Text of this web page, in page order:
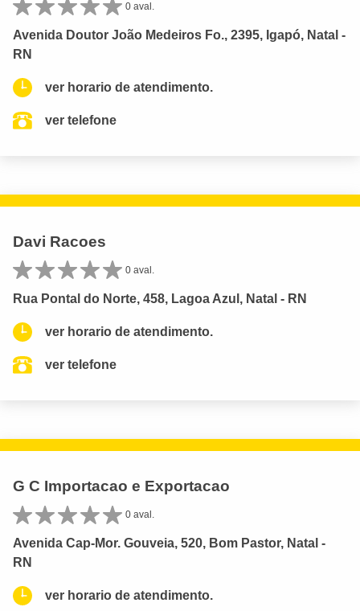
0 aval.
Avenida Doutor João Medeiros Fo., 2395, Igapó, Natal -
RN
ver horario de atendimento.
ver telefone
Davi Racoes
0 aval.
Rua Pontal do Norte, 458, Lagoa Azul, Natal - RN
ver horario de atendimento.
ver telefone
G C Importacao e Exportacao
0 aval.
Avenida Cap-Mor. Gouveia, 520, Bom Pastor, Natal -
RN
ver horario de atendimento.